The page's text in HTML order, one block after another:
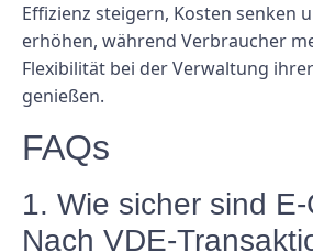
Effizienz steigern, Kosten senken
erhöhen, während Verbraucher
Flexibilität bei der Verwaltung
genießen.
FAQs
1. Wie sicher sind
Nach VDE-